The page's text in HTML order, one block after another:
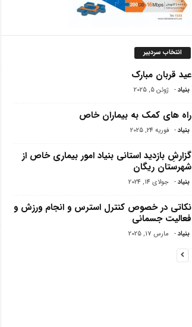
انتخاب سردبیر
عید قربان مبارک
بنیاد - ژوئن 5, 2025
راه های کمک به بیماران خاص
بنیاد - فوریه 24, 2025
گزارشِ بازدید استانی بنیاد امور بیماری خاص از
شهرستان ریگان
بنیاد - جولای 14, 2024
نکاتی در خصوص کنترل استرس و انجام ورزش و
فعالیت جسمانی
بنیاد - مارس 17, 2025